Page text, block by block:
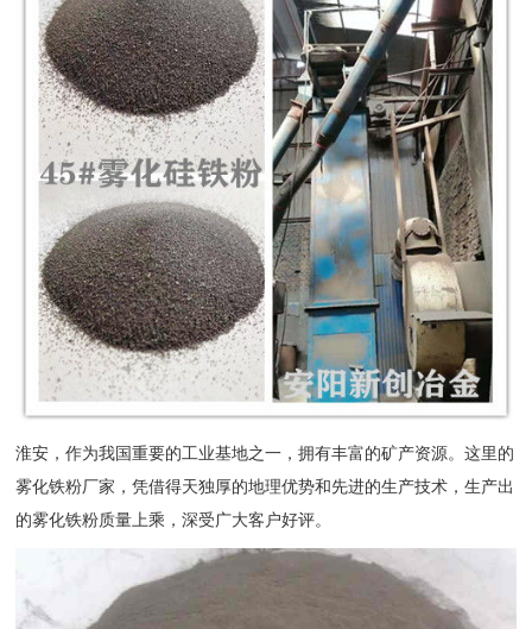
淮安，作为我国重要的工业基地之一，拥有丰富的矿产资源。这里的
雾化铁粉厂家，凭借得天独厚的地理优势和先进的生产技术，生产出
的雾化铁粉质量上乘，深受广大客户好评。